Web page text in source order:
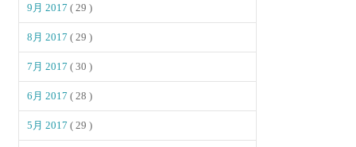
9月 2017( 29 )
8月 2017( 29 )
7月 2017( 30 )
6月 2017( 28 )
5月 2017( 29 )